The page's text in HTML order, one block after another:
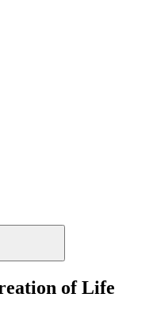
of Life